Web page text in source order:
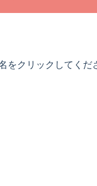
をクリックしてくだ